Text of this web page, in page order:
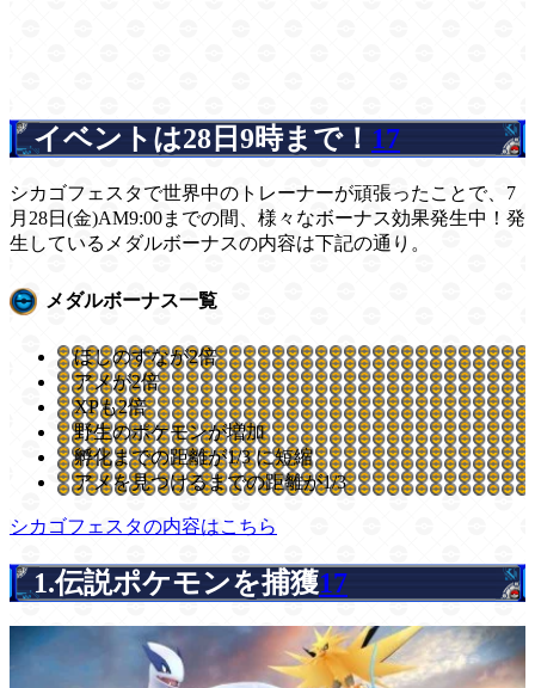
イベントは28日9時まで！ 17
シカゴフェスタで世界中のトレーナーが頑張ったことで、7
月28日(金)AM9:00までの間、様々なボーナス効果発生中！発
生しているメダルボーナスの内容は下記の通り。
メダルボーナス一覧
ほしのすなが2倍
アメが2倍
XPも2倍
野生のポケモンが増加
孵化までの距離が1/3 に短縮
アメを見つけるまでの距離が1/3
シカゴフェスタの内容はこちら
1.伝説ポケモンを捕獲17